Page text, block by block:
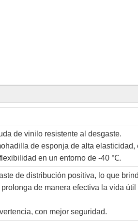
de vinilo resistente al desgaste.
de esponja de alta elasticidad,
en un entorno de -40 ℃.
de distribución positiva, lo que
de manera efectiva la vida útil
con mejor seguridad.